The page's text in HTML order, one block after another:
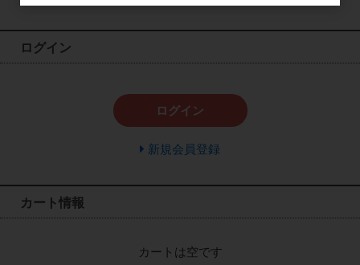
ログイン
ログイン
新規会員登録
カート情報
カートは空です